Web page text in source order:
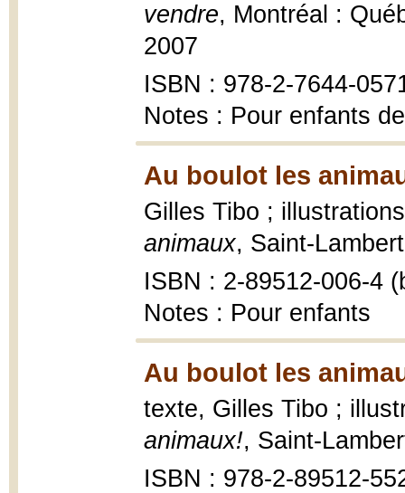
vendre, Montréal :
2007
ISBN : 978-2-7644-
Notes : Pour enfants
Au boulot les
Gilles Tibo ;
animaux, Saint-
ISBN : 2-89512-006-4
Notes : Pour enfants
Au boulot les
texte, Gilles Tibo ;
animaux!, Saint-
ISBN : 978-2-89512-